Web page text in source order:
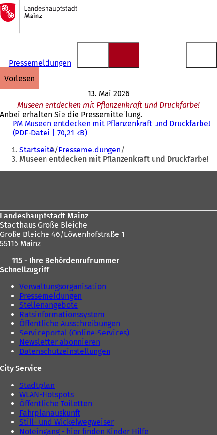
Inhalt anspringen
Zur
Startseite
Pressemeldungen
vorlesen
13. Mai 2026
Museen entdecken mit Pflanzenkraft und Druckfarbe!
Anbei erhalten Sie die Pressemitteilung.
PM Museen entdecken mit Pflanzenkraft und Druckfarbe!
PDF-Datei 70,21 kB
Sie
befinden
sich
Startseite Pressemeldungen
Museen entdecken mit Pflanzenkraft und Druckfarbe!
Landeshauptstadt Mainz
Stadthaus Große Bleiche
Große Bleiche 46/Löwenhofstraße 1
55116 Mainz
115 - Ihre Behördenrufnummer
Schnellzugriff
Verwaltungsorganisation
Pressemeldungen
Stellenangebote
Ratsinformationssystem
Öffentliche Ausschreibungen
Serviceportal (Online-Services)
Newsletter abonnieren
Datenschutzeinstellungen
City Service
Stadtplan
WLAN-Hotspots
Öffentliche Toiletten
Fahrplanauskunft
Still- und Wickelwegweiser
Noteingang - hier finden Kinder Hilfe